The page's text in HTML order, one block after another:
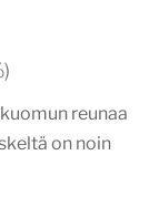
reunaa
on noin